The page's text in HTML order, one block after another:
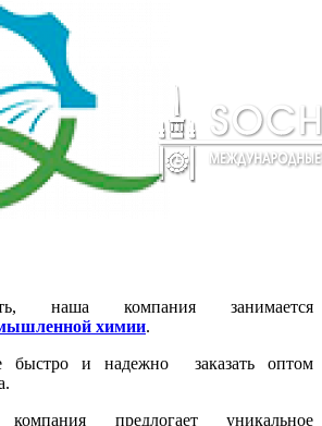
наша компания занимается
химии.
и надежно заказать оптом
предлогает уникальное